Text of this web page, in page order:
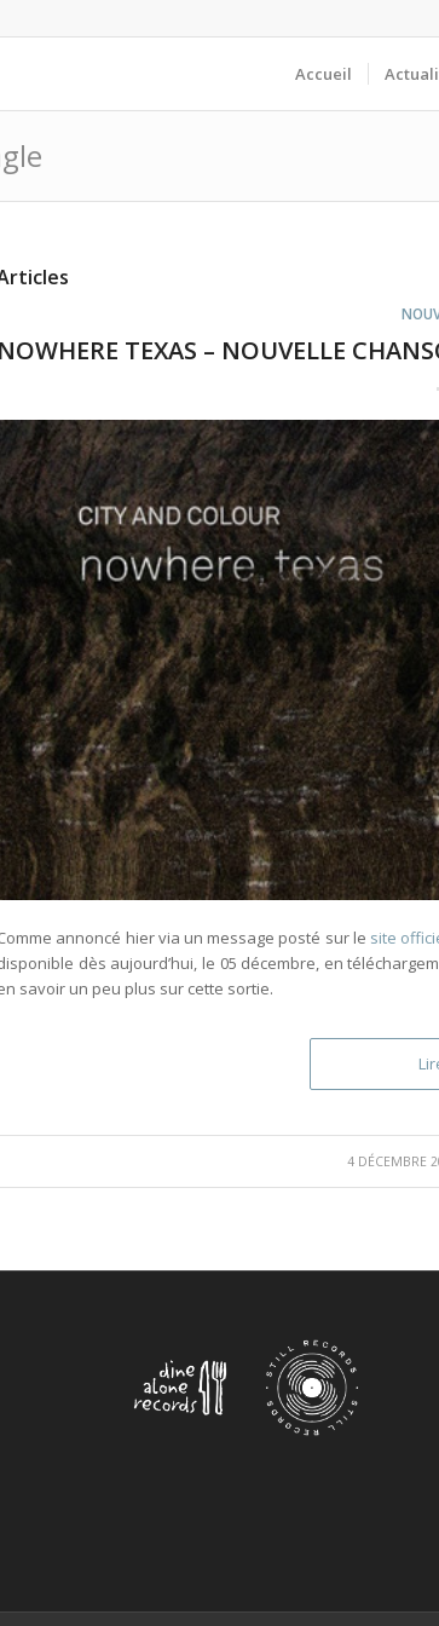
Accueil
NOWHERE TEXAS – NOUVELLE
annoncé hier via un message posté sur le site
dès aujourd’hui, le 05 décembre, en
savoir un peu plus sur cette sortie.
4 DÉCEMBRE
/